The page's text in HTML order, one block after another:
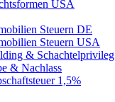
USA
Steuern DE
Steuern USA
& Schachtelprivileg
& Nachlass
1,5%